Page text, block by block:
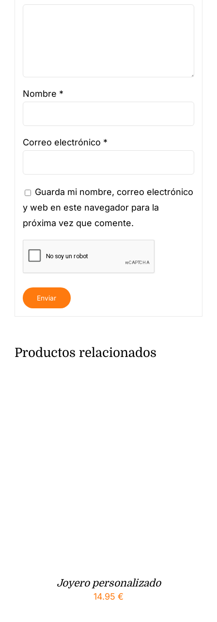
Nombre *
Correo electrónico *
Guarda mi nombre, correo electrónico
y web en este navegador para la
próxima vez que comente.
Productos relacionados
Joyero personalizado
14.95 €